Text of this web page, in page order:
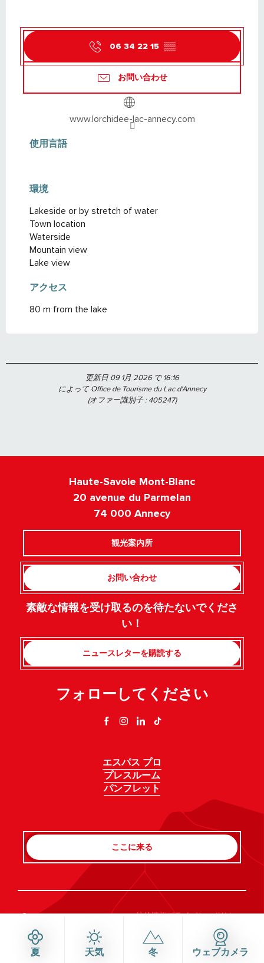
夏 天気 冬 ウェブカメラ
06 34 22 15 ▒▒
お問い合わせ
www.lorchidee-lac-annecy.com
使用言語
使用言語
環境
環境
Lakeside or by stretch of water
Town location
Waterside
Mountain view
Lake view
アクセス
アクセス
80 m from the lake
更新日 09 1月 2026 で 16:16
によって Office de Tourisme du Lac d'Annecy
(オファー識別子 :405247)
Haute-Savoie Mont-Blanc
20 avenue du Parmelan
74 000 Annecy
観光案内所
お問い合わせ
素敵な情報を受け取るのを待たないでくださ
い！
ニュースレターを購読する
フォローしてください
エスパス プロ
プレスルーム
パンフレット
ここに来る
©Haute-Savoie-Mont-Blanc, 2026法的情報プライバシーポリシー
アクセシビリティ：不適合 サイトマップ